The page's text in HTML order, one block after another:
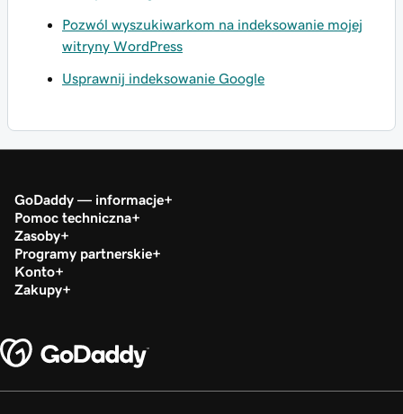
Pozwól wyszukiwarkom na indeksowanie mojej
witryny WordPress
Usprawnij indeksowanie Google
GoDaddy — informacje
Pomoc techniczna
Zasoby
Programy partnerskie
Konto
Zakupy